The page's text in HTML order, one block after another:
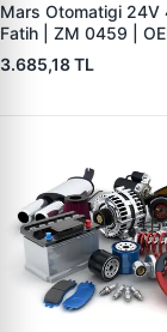
Mars Otomatigi 24V
Fatih | ZM 0459 |
3.685,18 TL